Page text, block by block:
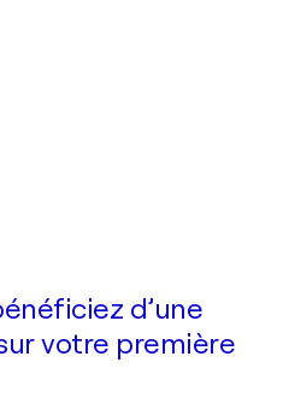
commande
d’une
votre première